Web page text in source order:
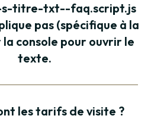
s-titre-txt--faq.script.js
pas (spécifique à la
console pour ouvrir le
texte.
les tarifs de visite ?